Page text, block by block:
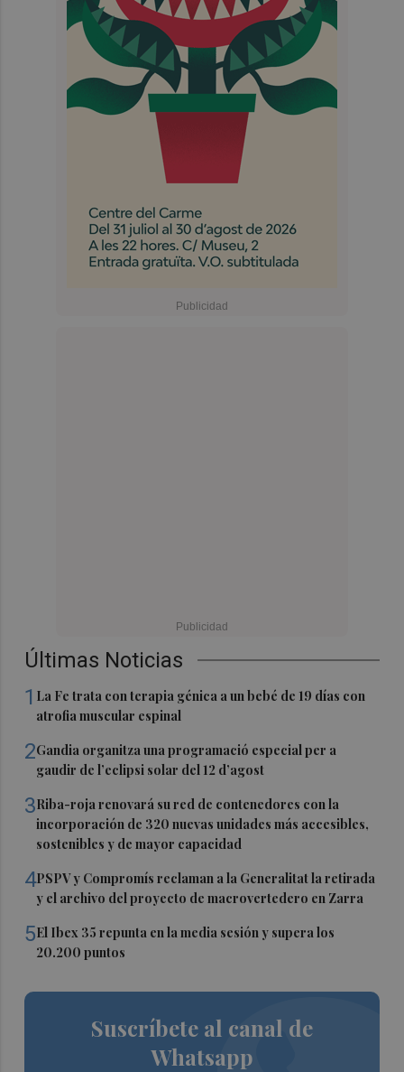
Últimas Noticias
1 La Fe trata con terapia génica a un bebé de 19 días con
atrofia muscular espinal
2Gandia organitza una programació especial per a
gaudir de l’eclipsi solar del 12 d’agost
3Riba-roja renovará su red de contenedores con la
incorporación de 320 nuevas unidades más accesibles,
sostenibles y de mayor capacidad
4PSPV y Compromís reclaman a la Generalitat la retirada
y el archivo del proyecto de macrovertedero en Zarra
5El Ibex 35 repunta en la media sesión y supera los
20.200 puntos
Suscríbete al canal de
Whatsapp